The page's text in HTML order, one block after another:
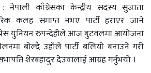
नेपाली काँग्रेसका केन्द्रीय सदस्य सुजाता
कलह समाप्त नभए पार्टी हराएर जाने
युनियन रुपन्देहीले आज बुटवलमा आयोजना
बोल्दै उहाँले पार्टी बलियो बनाउने गरी
शेरबहादुर देउवालाई आग्रह गर्नुभयो ।